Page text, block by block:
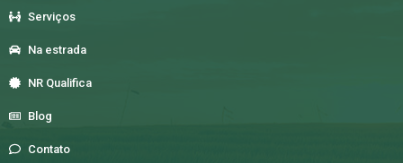
Serviços
Na estrada
NR Qualifica
Blog
Contato